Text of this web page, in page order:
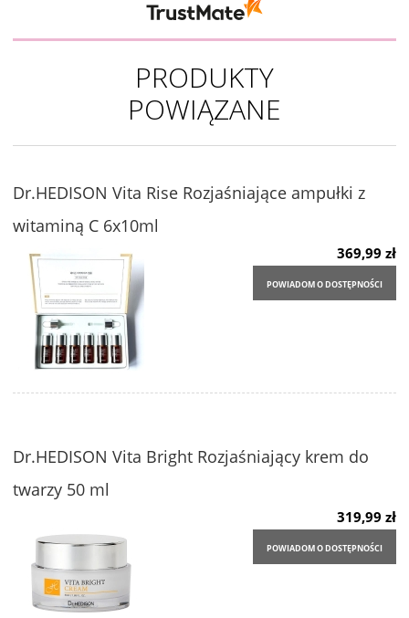
PRODUKTY
POWIĄZANE
Dr.HEDISON Vita Rise Rozjaśniające ampułki z
witaminą C 6x10ml
369,99 zł
POWIADOM O DOSTĘPNOŚCI
Dr.HEDISON Vita Bright Rozjaśniający krem do
twarzy 50 ml
319,99 zł
POWIADOM O DOSTĘPNOŚCI